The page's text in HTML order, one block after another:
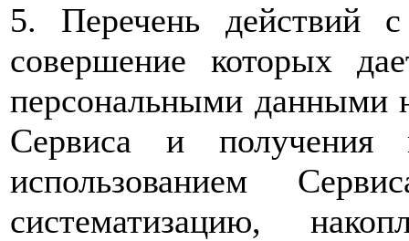
5. Перечень действий
совершение которых
персональными данными
Сервиса и получения
использованием
систематизацию,